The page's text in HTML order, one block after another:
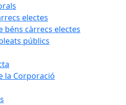
electes
béns càrrecs electes
públics
la Corporació